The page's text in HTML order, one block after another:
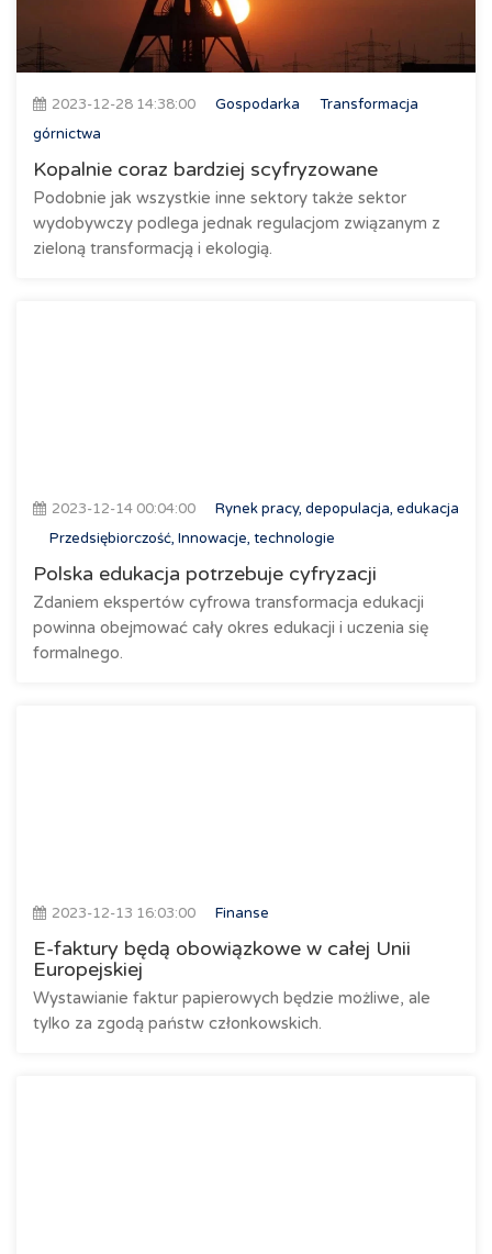
2023-12-28 14:38:00 Gospodarka
Transformacja
górnictwa
Kopalnie coraz bardziej scyfryzowane
Podobnie jak wszystkie inne sektory także sektor
wydobywczy podlega jednak regulacjom związanym z
zieloną transformacją i ekologią.
2023-12-14 00:04:00
Rynek pracy, depopulacja, edukacja
Przedsiębiorczość, Innowacje, technologie
Polska edukacja potrzebuje cyfryzacji
Zdaniem ekspertów cyfrowa transformacja edukacji
powinna obejmować cały okres edukacji i uczenia się
formalnego.
2023-12-13 16:03:00 Finanse
E-faktury będą obowiązkowe w całej Unii
Europejskiej
Wystawianie faktur papierowych będzie możliwe, ale
tylko za zgodą państw członkowskich.